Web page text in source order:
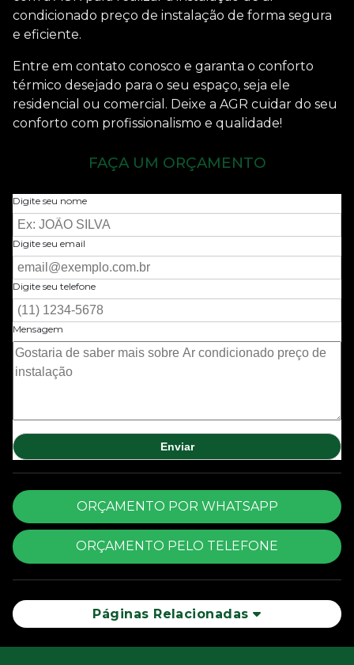
condicionado preço de instalação de forma segura
e eficiente.
Entre em contato conosco e garanta o conforto
térmico desejado para o seu espaço, seja ele
residencial ou comercial. Deixe a AGR cuidar do seu
conforto com profissionalismo e qualidade!
FAÇA UM ORÇAMENTO
Digite seu nome
Digite seu email
Digite seu telefone
Mensagem
ORÇAMENTO POR WHATSAPP
ORÇAMENTO PELO TELEFONE
Páginas Relacionadas